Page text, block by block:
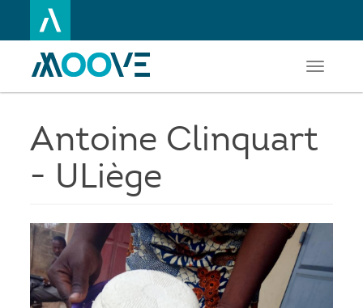
au
principal
Toggle
Antoine Clinquart
- ULiège